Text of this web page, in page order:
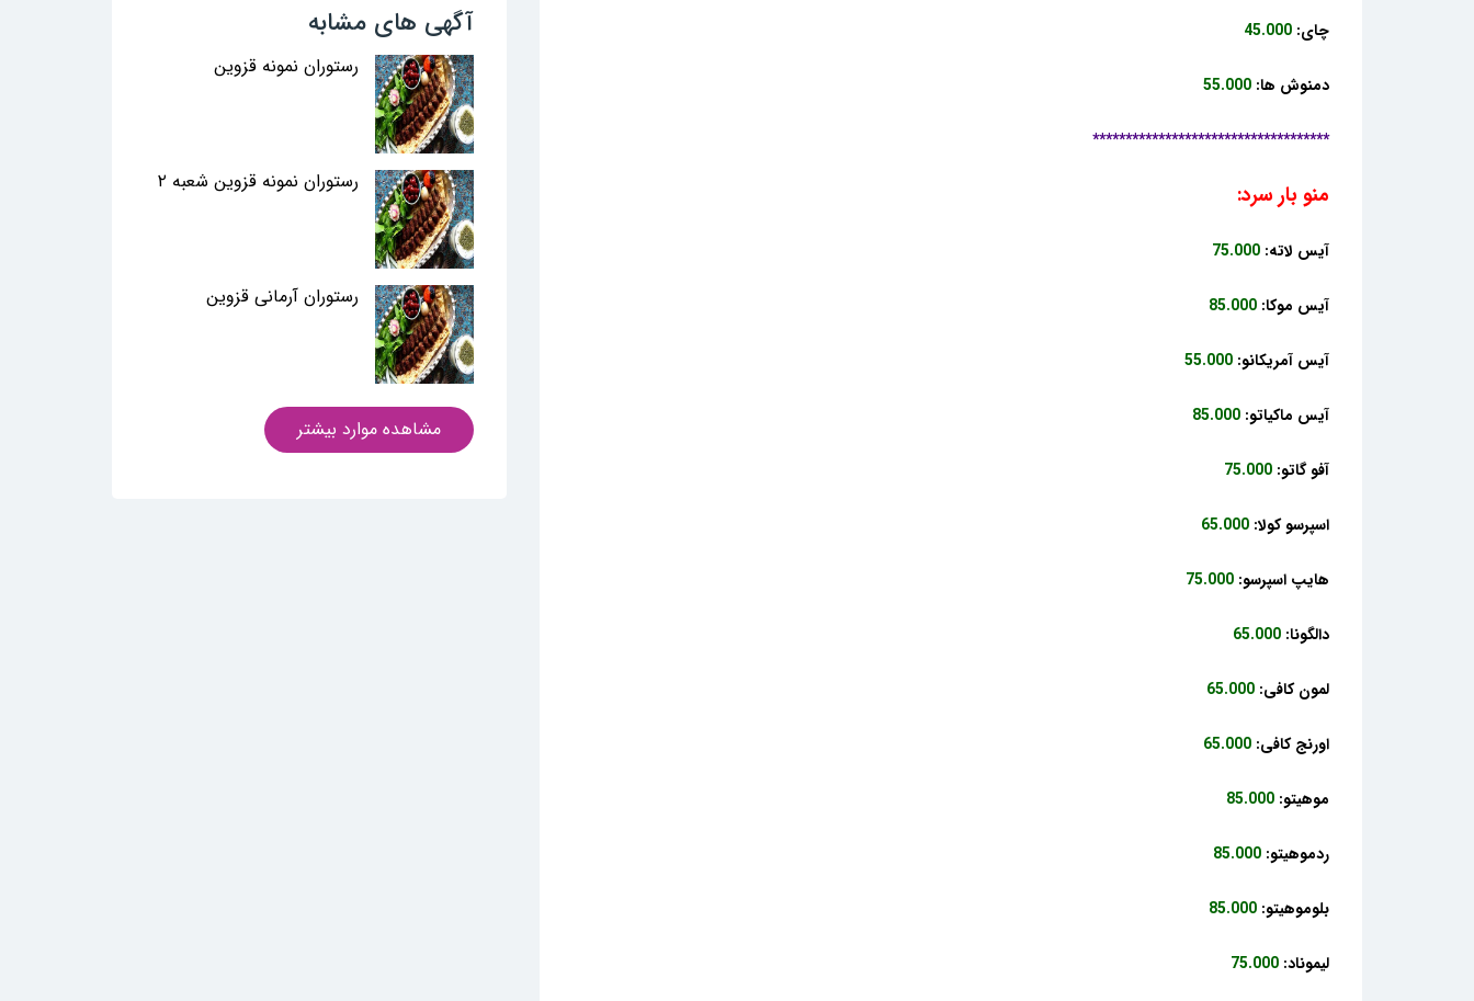
چای: 45.000
دمنوش ها: 55.000
************************************
منو بار سرد:
آیس لاته: 75.000
آیس موکا: 85.000
آیس آمریکانو: 55.000
آیس ماکیاتو: 85.000
آفو گاتو: 75.000
اسپرسو کولا: 65.000
هایپ اسپرسو: 75.000
دالگونا: 65.000
لمون کافی: 65.000
اورنج کافی: 65.000
موهیتو: 85.000
ردموهیتو: 85.000
بلوموهیتو: 85.000
لیموناد: 75.000
آگهی های مشابه
رستوران نمونه قزوین
رستوران نمونه قزوین شعبه ۲
رستوران آرمانی قزوین
مشاهده موارد بیشتر